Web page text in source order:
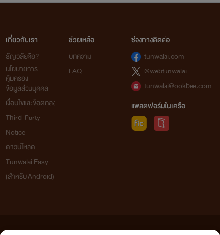
เกี่ยวกับเรา
ธัญวลัยคือ?
นโยบายการ
คุ้มครอง
ข้อมูลส่วนบุคคล
เงื่อนไขและข้อตกลง
Third-Party
Notice
ดาวน์โหลด
Tunwalai Easy
(สำหรับ Android)
ช่วยเหลือ
บทความ
FAQ
ช่องทางติดต่อ
tunwalai.com
@webtunwalai
tunwalai@ookbee.com
แพลตฟอร์มในเครือ